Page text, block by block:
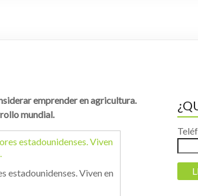
emprender en agricultura.
mundial.
estadounidenses. Viven en